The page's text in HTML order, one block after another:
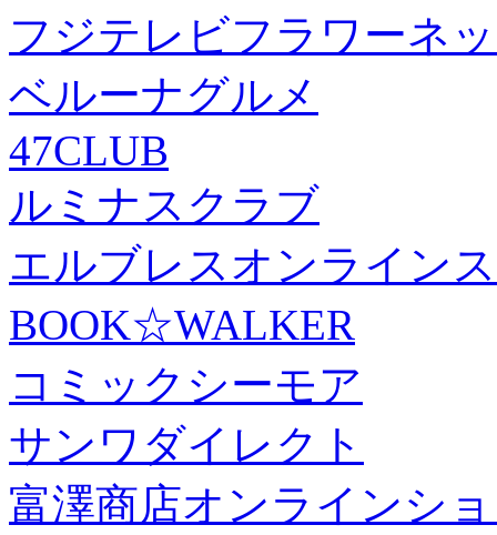
フジテレビフラワーネ
ベルーナグルメ
47CLUB
ルミナスクラブ
エルブレスオンライン
BOOK☆WALKER
コミックシーモア
サンワダイレクト
富澤商店オンラインシ